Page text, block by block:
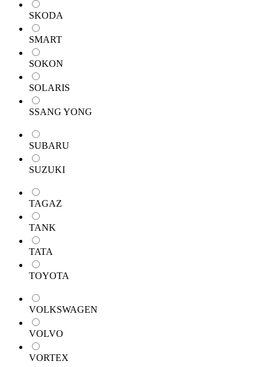
SKODA
SMART
SOKON
SOLARIS
SSANG YONG
SUBARU
SUZUKI
TAGAZ
TANK
TATA
TOYOTA
VOLKSWAGEN
VOLVO
VORTEX